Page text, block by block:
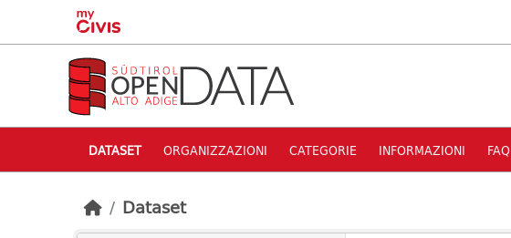
Skip to main content
DATASET ORGANIZZAZIONI CATEGORIE INFORMAZIONI FAQ
Dataset